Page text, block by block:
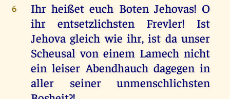
6
Ihr heißet euch Boten Jehovas! O
ihr entsetzlichsten Frevler! Ist
Jehova gleich wie ihr, ist da unser
Scheusal von einem Lamech nicht
ein leiser Abendhauch dagegen in
aller seiner unmenschlichsten